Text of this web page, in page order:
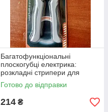
Багатофункціональні
плоскогубці електрика:
розкладні стрипери для
зачистки та обтискання
проводів
Готово до відправки
214 ₴